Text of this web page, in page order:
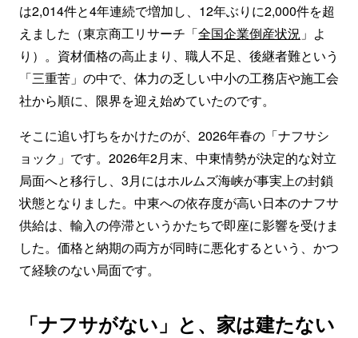
は2,014件と4年連続で増加し、12年ぶりに2,000件を超
えました（東京商工リサーチ「全国企業倒産状況 」よ
り）。資材価格の高止まり、職人不足、後継者難という
「三重苦」の中で、体力の乏しい中小の工務店や施工会
社から順に、限界を迎え始めていたのです。
そこに追い打ちをかけたのが、2026年春の「ナフサシ
ョック」です。2026年2月末、中東情勢が決定的な対立
局面へと移行し、3月にはホルムズ海峡が事実上の封鎖
状態となりました。中東への依存度が高い日本のナフサ
供給は、輸入の停滞というかたちで即座に影響を受けま
した。価格と納期の両方が同時に悪化するという、かつ
て経験のない局面です。
「ナフサがない」と、家は建たない